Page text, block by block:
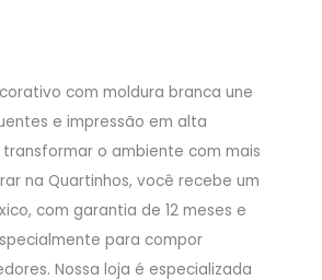
com moldura branca une
e impressão em alta
o ambiente com mais
na Quartinhos, você recebe um
com garantia de 12 meses e
para compor
Nossa loja é especializada